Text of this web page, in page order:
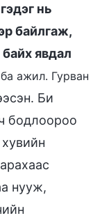
нь
байлгаж,
явдал
ажил. Гурван
Би
бодлоороо
нууж,